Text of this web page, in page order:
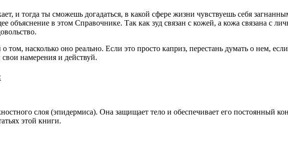
и тогда ты сможешь догадаться, в какой сфере жизни чувствуешь себя
в этом Справочнике. Так как зуд связан с кожей, а кожа связана с
том, насколько оно реально. Если это просто каприз, перестань думать о нем,
намерения и действуй.
слоя (эпидермиса). Она защищает тело и обеспечивает его постоянный
этой книги.